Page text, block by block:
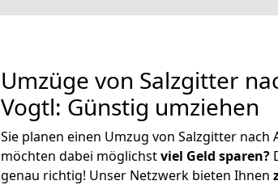
Umzüge von Salzgitter
Vogtl: Günstig umziehen
Sie planen einen Umzug von Salzgitter nach
möchten dabei möglichstviel Geld sparen?
genau richtig! Unser Netzwerk bieten Ihnen